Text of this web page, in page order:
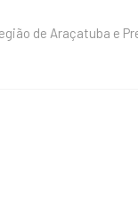
de Araçatuba e